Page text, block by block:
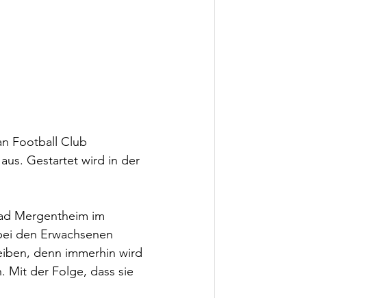
Football Club
Gestartet wird in der
Mergentheim im
den Erwachsenen
denn immerhin wird
Mit der Folge, dass sie